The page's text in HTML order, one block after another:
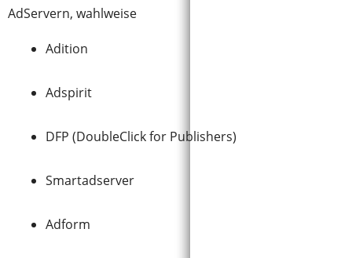
AdServern, wahlweise
Adition
Adspirit
DFP (DoubleClick for Publishers)
Smartadserver
Adform